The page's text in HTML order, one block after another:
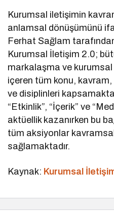
Kurumsal iletişimin
anlamsal dönüşümünü
Ferhat Sağlam
Kurumsal İletişim 2.0;
markalaşma ve kurumsal
içeren tüm konu,
ve disiplinleri
“Etkinlik”, “İçerik” ve
aktüellik kazanırken bu
tüm aksiyonlar
sağlamaktadır.
Kaynak: Kurumsal